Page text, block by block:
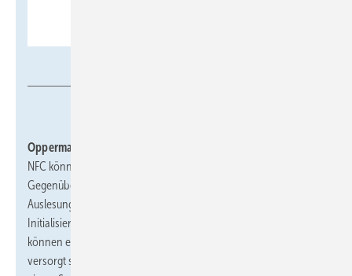
Oppermann Regelgeräte, 10.3-A59:
NFC können kabel- und stromlos über NFC parametriert werden.
Gegenüber einer herkömmlichen Parametrierung oder
Auslesung mittels Display und Tastatur werden so bis zu 90 % der
Initialisierungszeit und damit Kosten gespart. Die Sensoren
können eingebaut sein oder auf dem Tisch liegen, mit Spannung
versorgt sein oder auch nicht. Mit einem NFC-Lesegerät, z. B.